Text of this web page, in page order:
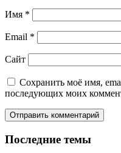
Имя *
Email *
Сайт
Сохранить моё имя,
последующих моих
Последние темы